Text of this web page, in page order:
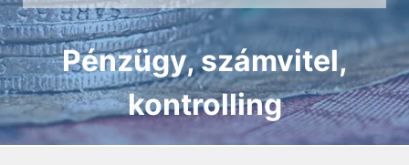
Pénzügy, számvitel,
kontrolling